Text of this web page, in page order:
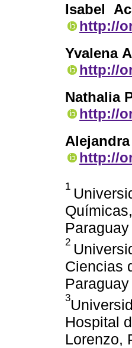
Isabel
http://
Yvalena
http://
Nathalia
http://
http://
1
Paraguay
2
Ciencias
Paraguay
3
Hospital
Lorenzo,